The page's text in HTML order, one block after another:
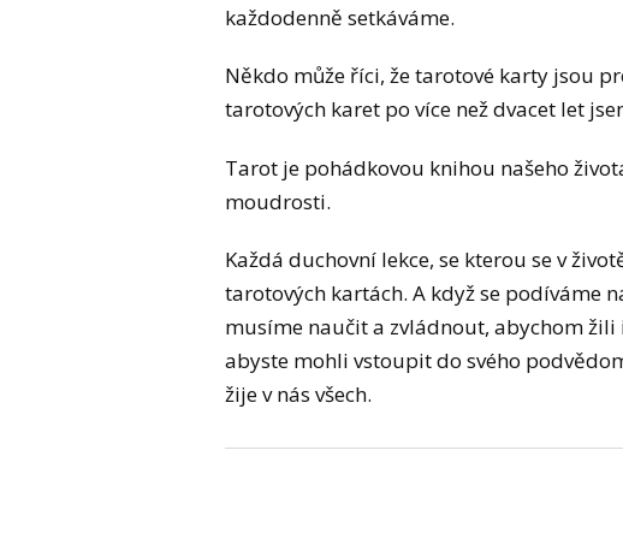
každodenně setkáváme.
Někdo může říci, že tarotové karty jsou
tarotových karet po více než dvacet let
Tarot je pohádkovou knihou našeho
moudrosti.
Každá duchovní lekce, se kterou se v
tarotových kartách. A když se podíváme
musíme naučit a zvládnout, abychom žili
abyste mohli vstoupit do svého
žije v nás všech.